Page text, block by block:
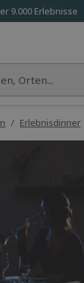
9.000 Erlebnisse
Orten...
/ Erlebnisdinner